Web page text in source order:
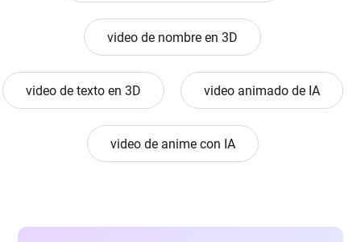
video de nombre en 3D
video de texto en 3D video animado de IA
video de anime con IA